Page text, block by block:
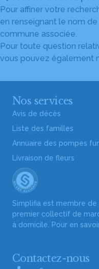
Pour affiner votre
en renseignant le nom
commune associée.
Pour toute question
vous pouvez également
Nos services
Avis de décès
Liste des familles
Annuaire des pompes
Livraison de fleurs
Simplifia est membre de
premier collectif de
à domicile. Pour en
Contactez-nous